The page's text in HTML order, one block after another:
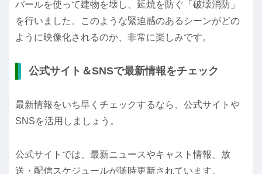
バールを使って建物を壊し、延焼を防ぐ「破壊消防」
を行いました。このような緊迫感のあるシーンがどの
ように映像化されるのか、非常に楽しみです。
公式サイト＆SNSで最新情報をチェック
最新情報をいち早くチェックするなら、公式サイトや
SNSを活用しましょう。
公式サイトでは、最新ニュースやキャスト情報、放
送・配信スケジュールが随時更新されています。